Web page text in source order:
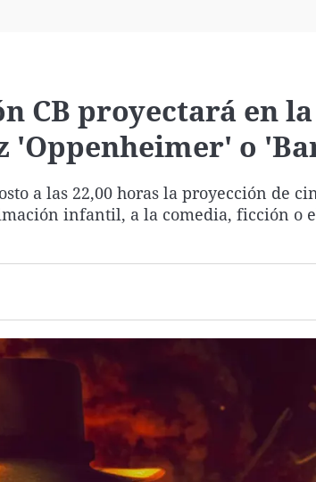
CB proyectará en
'Oppenheimer' o
a las 22,00 horas la proyección de
infantil, a la comedia, ficción o